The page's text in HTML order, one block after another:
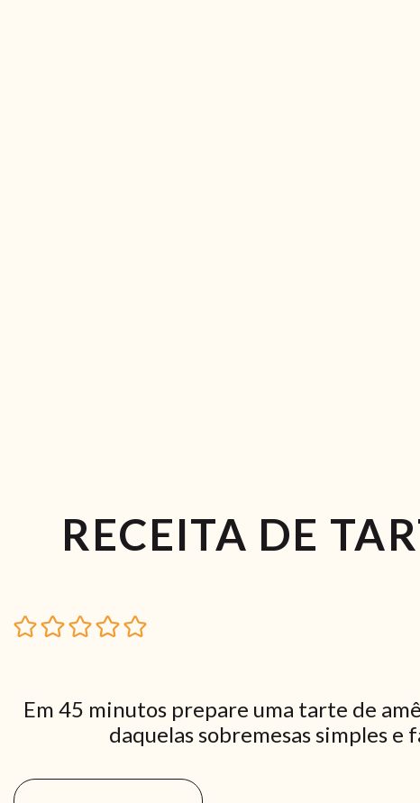
RECEITA DE
Em 45 minutos prepare uma tarte de
daquelas sobremesas simples e